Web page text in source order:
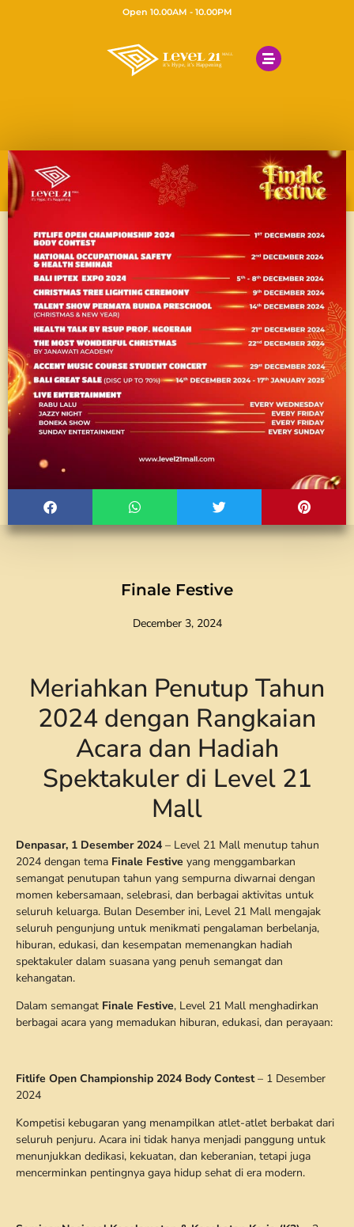
Open 10.00AM - 10.00PM
Finale Festive
December 3, 2024
Meriahkan Penutup Tahun
2024 dengan Rangkaian
Acara dan Hadiah
Spektakuler di Level 21
Mall
Denpasar, 1 Desember 2024 – Level 21 Mall menutup tahun
2024 dengan tema Finale Festive yang menggambarkan
semangat penutupan tahun yang sempurna diwarnai dengan
momen kebersamaan, selebrasi, dan berbagai aktivitas untuk
seluruh keluarga. Bulan Desember ini, Level 21 Mall mengajak
seluruh pengunjung untuk menikmati pengalaman berbelanja,
hiburan, edukasi, dan kesempatan memenangkan hadiah
spektakuler dalam suasana yang penuh semangat dan
kehangatan.
Dalam semangat Finale Festive, Level 21 Mall menghadirkan
berbagai acara yang memadukan hiburan, edukasi, dan perayaan:
Fitlife Open Championship 2024 Body Contest– 1 Desember
2024
Kompetisi kebugaran yang menampilkan atlet-atlet berbakat dari
seluruh penjuru. Acara ini tidak hanya menjadi panggung untuk
menunjukkan dedikasi, kekuatan, dan keberanian, tetapi juga
mencerminkan pentingnya gaya hidup sehat di era modern.